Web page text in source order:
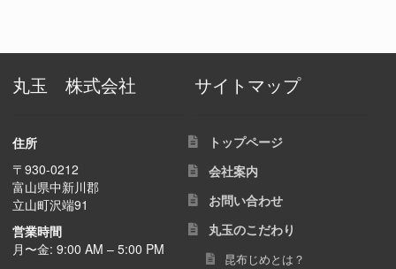
丸玉 株式会社
住所
〒930-0212
富山県中新川郡
立山町沢端91
営業時間
月〜金: 9:00 AM – 5:00 PM
サイトマップ
トップページ
会社案内
お問い合わせ
丸玉のこだわり
昆布じめとは？